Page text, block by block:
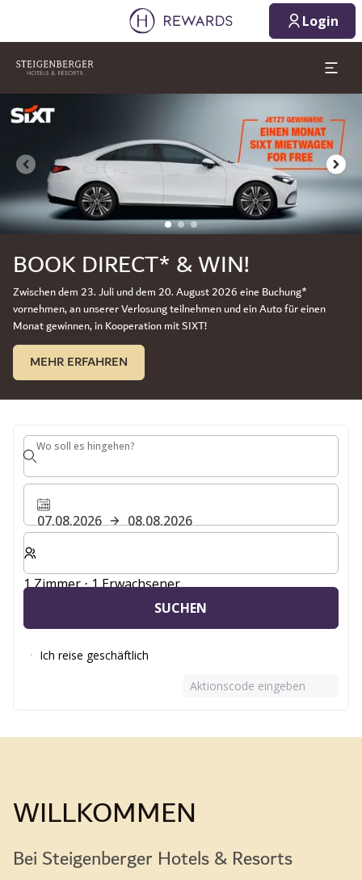
Login
Dia 1 von 3
BOOK DIRECT* & WIN!
Zwischen dem 23. Juli und dem 20. August 2026 eine Buchung*
vornehmen, an unserer Verlosung teilnehmen und ein Auto für einen
Monat gewinnen, in Kooperation mit SIXT!
MEHR ERFAHREN
1 Zimmer ⋅ 1 Erwachsener
Wo soll es hingehen?
Wo soll es hingehen?
07.08.2026
08.08.2026
Wählen Sie die Anzahl der Zimmer und Gäste für Ihren
1 Zimmer ⋅ 1 Erwachsener
SUCHEN
Ich reise geschäftlich
Aktionscode eingeben
WILLKOMMEN
Bei Steigenberger Hotels & Resorts